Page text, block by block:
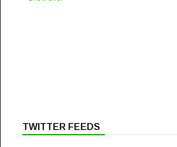
TWITTER FEEDS